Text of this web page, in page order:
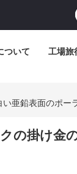
ついて 工場旅
亜鉛表面のポー
の掛け金